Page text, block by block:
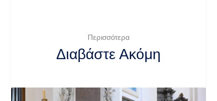
Περισσότερα
Διαβάστε Ακόμη